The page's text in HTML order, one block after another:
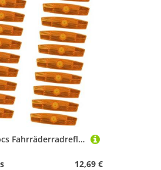
Wdbild 20pcs Fahrräderradreflektoren Speichen WARNUNG Bike RED Rims Spokes Reflective Laken Zum Falten Sprachen
12,69 €